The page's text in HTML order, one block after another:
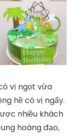
vị ngọt vừa
hề có vị ngấy.
nhiều khách
hoàng đạo,